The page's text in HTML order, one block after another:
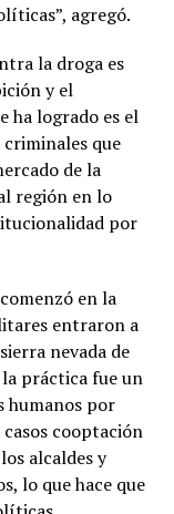
agregó.
la droga es
y el
ha logrado es el
que
de la
región en lo
por
en la
entraron a
nevada de
práctica fue un
humanos por
cooptación
alcaldes y
lo que hace que